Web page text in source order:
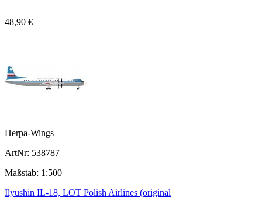
48,90 €
Herpa-Wings
ArtNr: 538787
Maßstab: 1:500
Ilyushin IL-18, LOT Polish Airlines (original